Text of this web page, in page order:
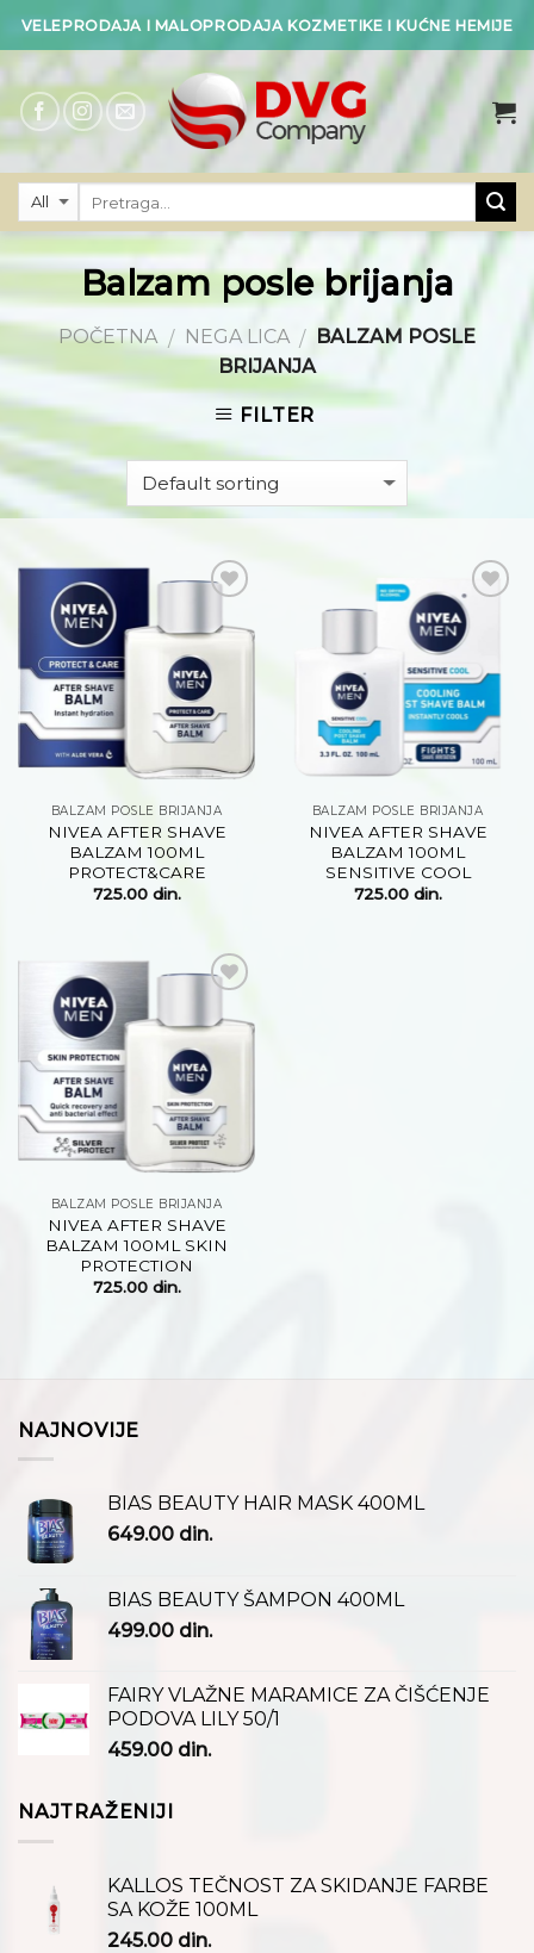
Skip
content
VELEPRODAJA I MALOPRODAJA KOZMETIKE I KUĆNE HEMIJE
Balzam posle brijanja
POČETNA / NEGA LICA /
BALZAM POSLE
BRIJANJA
FILTER
na
želja
BALZAM POSLE BRIJANJA
NIVEA AFTER SHAVE
BALZAM 100ML
PROTECT&CARE
725.00 din.
Dodaj
BALZAM POSLE BRIJANJA
NIVEA AFTER SHAVE
BALZAM 100ML
SENSITIVE COOL
725.00 din.
na
želja
BALZAM POSLE BRIJANJA
NIVEA AFTER SHAVE
BALZAM 100ML SKIN
PROTECTION
725.00 din.
NAJNOVIJE
BIAS BEAUTY HAIR MASK 400ML
649.00 din.
BIAS BEAUTY ŠAMPON 400ML
499.00 din.
FAIRY VLAŽNE MARAMICE ZA ČIŠĆENJE
PODOVA LILY 50/1
459.00 din.
NAJTRAŽENIJI
KALLOS TEČNOST ZA SKIDANJE FARBE
SA KOŽE 100ML
245.00 din.